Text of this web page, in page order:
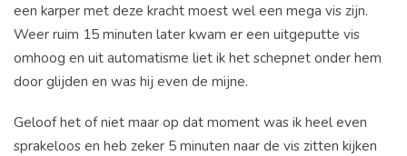
een karper met deze kracht moest wel een mega vis zijn.
Weer ruim 15 minuten later kwam er een uitgeputte vis
omhoog en uit automatisme liet ik het schepnet onder hem
door glijden en was hij even de mijne.
Geloof het of niet maar op dat moment was ik heel even
sprakeloos en heb zeker 5 minuten naar de vis zitten kijken